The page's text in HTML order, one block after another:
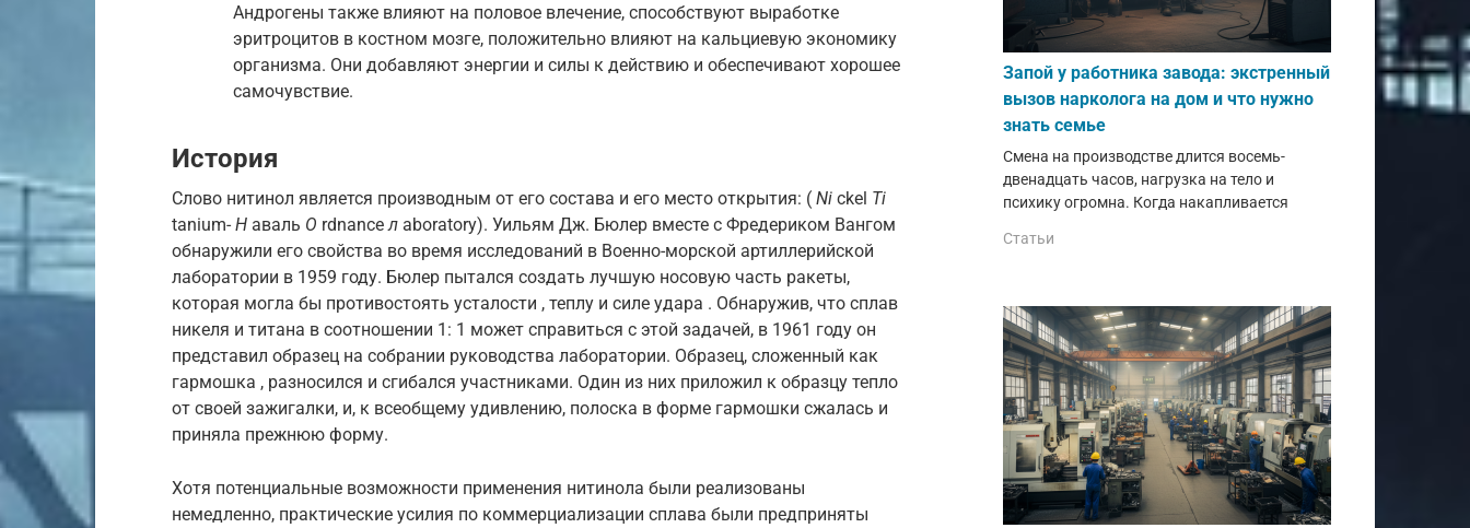
Андрогены также влияют на половое влечение, способствуют выработке
эритроцитов в костном мозге, положительно влияют на кальциевую экономику
организма. Они добавляют энергии и силы к действию и обеспечивают хорошее
самочувствие.
История
Слово нитинол является производным от его состава и его место открытия: ( Ni ckel Ti
tanium- Н аваль О rdnance л aboratory). Уильям Дж. Бюлер вместе с Фредериком Вангом
обнаружили его свойства во время исследований в Военно-морской артиллерийской
лаборатории в 1959 году. Бюлер пытался создать лучшую носовую часть ракеты,
которая могла бы противостоять усталости , теплу и силе удара . Обнаружив, что сплав
никеля и титана в соотношении 1: 1 может справиться с этой задачей, в 1961 году он
представил образец на собрании руководства лаборатории. Образец, сложенный как
гармошка , разносился и сгибался участниками. Один из них приложил к образцу тепло
от своей зажигалки, и, к всеобщему удивлению, полоска в форме гармошки сжалась и
приняла прежнюю форму.
Хотя потенциальные возможности применения нитинола были реализованы
немедленно, практические усилия по коммерциализации сплава были предприняты
Запой у работника завода: экстренный
вызов нарколога на дом и что нужно
знать семье
Смена на производстве длится восемь-
двенадцать часов, нагрузка на тело и
психику огромна. Когда накапливается
Статьи